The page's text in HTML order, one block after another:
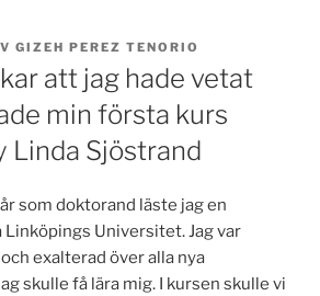
GIZEH PEREZ TENORIO
att jag hade vetat
min första kurs
Linda Sjöstrand
som doktorand läste jag en
Universitet. Jag var
exalterad över alla nya
skulle få lära mig. I kursen skulle vi